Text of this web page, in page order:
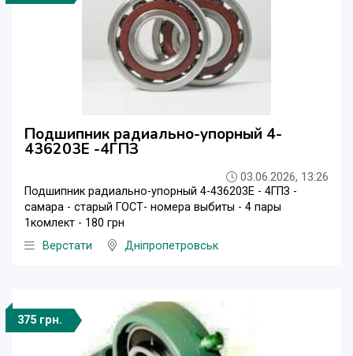
Подшипник радиально-упорный 4-
436203Е -4ГПЗ
03.06.2026, 13:26
Подшипник радиально-упорный 4-436203Е - 4ГПЗ -
самара - старый ГОСТ- номера выбиты - 4 пары
1комлект - 180 грн
Верстати
Дніпропетровськ
375 грн.